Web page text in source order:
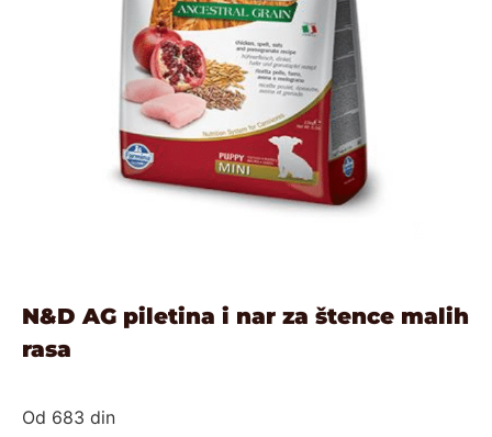
N&D AG piletina i nar za štence malih
rasa
Od 683 din